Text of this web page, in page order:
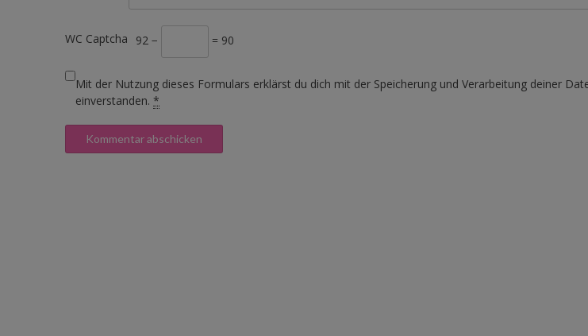
WC Captcha 92 − = 90
Mit der Nutzung dieses Formulars erklärst du dich mit der Speicherung und Verarbeitung deiner
einverstanden. *